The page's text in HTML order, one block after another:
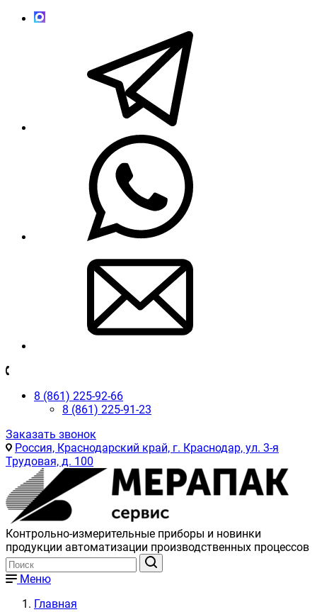
8 (861) 225-92-66
8 (861) 225-91-23
Заказать звонок
Россия, Краснодарский край, г. Краснодар, ул. 3-я
Трудовая, д. 100
Контрольно-измерительные приборы и новинки
продукции автоматизации производственных процессов
Меню
Главная